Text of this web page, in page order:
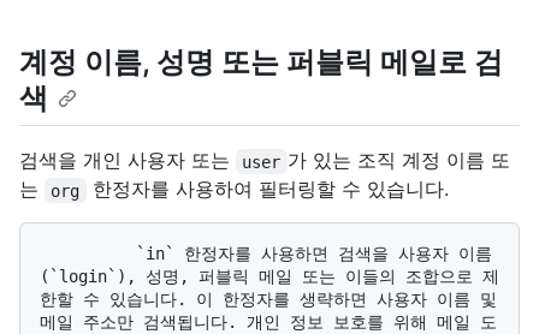
계정 이름, 성명 또는 퍼블릭 메일로 검
색
검색을 개인 사용자 또는 user 가 있는 조직 계정 이름 또
는
org 한정자를 사용하여 필터링할 수 있습니다.
(`login`), 성명, 퍼블릭 메일 또는 이들의 조합으로 제
한할 수 있습니다. 이 한정자를 생략하면 사용자 이름 및
메일 주소만 검색됩니다. 개인 정보 보호를 위해 메일 도